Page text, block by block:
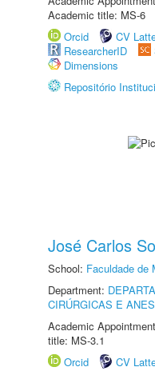
Academic title: MS-6
Orcid
CV
ResearcherID
Dimensions
Repositório
José Carlos
School: Faculdade de
Department:
CIRÚRGICAS E
Academic
title: MS-3.1
Orcid
CV